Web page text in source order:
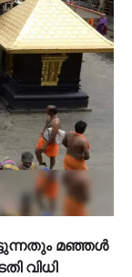
മഞ്ഞള്‍
വിധി